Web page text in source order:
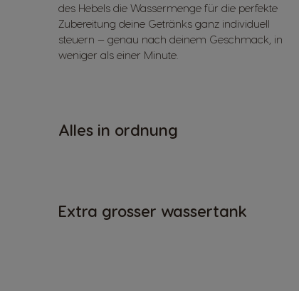
des Hebels die Wassermenge für die perfekte
Zubereitung deine Getränks ganz individuell
steuern — genau nach deinem Geschmack, in
weniger als einer Minute.
Alles in ordnung
Extra grosser wassertank